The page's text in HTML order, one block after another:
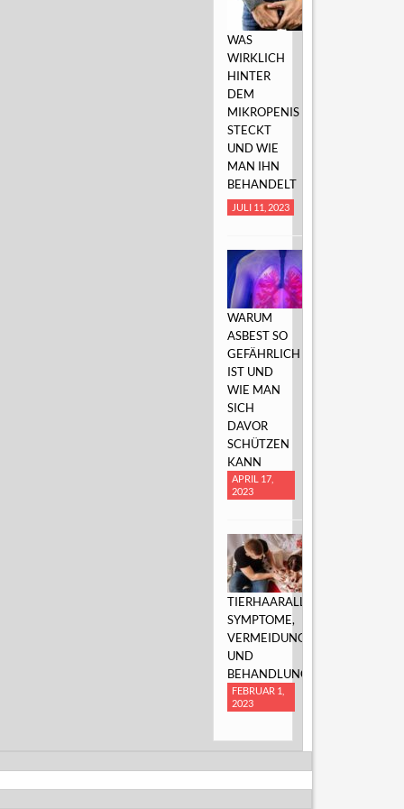
WAS
WIRKLICH
HINTER
DEM
MIKROPENIS
STECKT
UND WIE
MAN IHN
BEHANDELT
JULI 11, 2023
WARUM
ASBEST SO
GEFÄHRLICH
IST UND
WIE MAN
SICH
DAVOR
SCHÜTZEN
KANN
APRIL 17,
2023
TIERHAARALLERGIE:
SYMPTOME,
VERMEIDUNG
UND
BEHANDLUNG
FEBRUAR 1,
2023